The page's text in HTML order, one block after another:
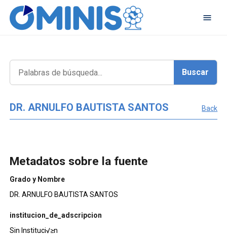
DR. ARNULFO BAUTISTA SANTOS Back
Metadatos sobre la fuente
Grado y Nombre
DR. ARNULFO BAUTISTA SANTOS
institucion_de_adscripcion
Sin Instituci√≥n